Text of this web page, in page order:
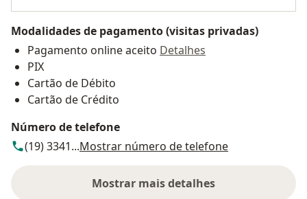
Modalidades de pagamento (visitas privadas)
Pagamento online aceito Detalhes
PIX
Cartão de Débito
Cartão de Crédito
Número de telefone
(19) 3341...Mostrar número de telefone
Mostrar mais detalhes
sobre o endereço